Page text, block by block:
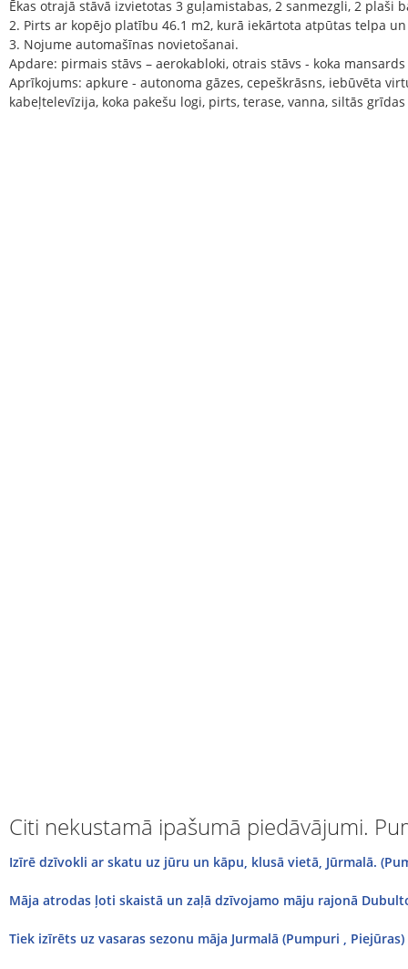
Ēkas otrajā stāvā izvietotas 3 guļamistabas, 2 sanmezgli, 2 plaši
2. Pirts ar kopējo platību 46.1 m2, kurā iekārtota atpūtas telpa
3. Nojume automašīnas novietošanai.
Apdare: pirmais stāvs – aerokabloki, otrais stāvs - koka
Aprīkojums: apkure - autonoma gāzes, cepeškrāsns, iebūvēta
kabeļtelevīzija, koka pakešu logi, pirts, terase, vanna, siltās grīdas
Citi nekustamā ipašumā piedāvājumi.
Izīrē dzīvokli ar skatu uz jūru un kāpu, klusā vietā, Jūrmalā.
Māja atrodas ļoti skaistā un zaļā dzīvojamo māju rajonā
Tiek izīrēts uz vasaras sezonu māja Jurmalā (Pumpuri , Piejūras)